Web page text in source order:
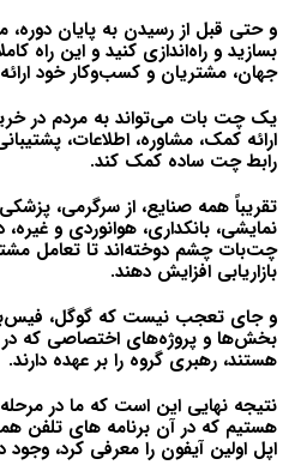
و حتی قبل از رسیدن به پایان دوره،
بسازید و راه‌اندازی کنید و این راه
جهان، مشتریان و کسب‌وکار خود
یک چت بات می‌تواند به مردم در
ارائه کمک، مشاوره، اطلاعات،
رابط چت ساده کمک کند.
تقریباً همه صنایع، از سرگرمی،
نمایشی، بانکداری، هوانوردی و
چت‌بات چشم دوخته‌اند تا تعامل
بازاریابی افزایش دهند.
و جای تعجب نیست که گوگل،
بخش‌ها و پروژه‌های اختصاصی که در
هستند، رهبری گروه را بر عهده دارند.
نتیجه نهایی این است که ما در
اپل اولین آیفون را معرفی کرد،